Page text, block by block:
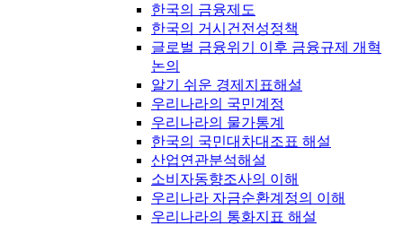
한국의 금융제도
한국의 거시건전성정책
글로벌 금융위기 이후 금융규제 개혁
논의
알기 쉬운 경제지표해설
우리나라의 국민계정
우리나라의 물가통계
한국의 국민대차대조표 해설
산업연관분석해설
소비자동향조사의 이해
우리나라 자금순환계정의 이해
우리나라의 통화지표 해설